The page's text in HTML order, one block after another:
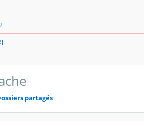
partagés